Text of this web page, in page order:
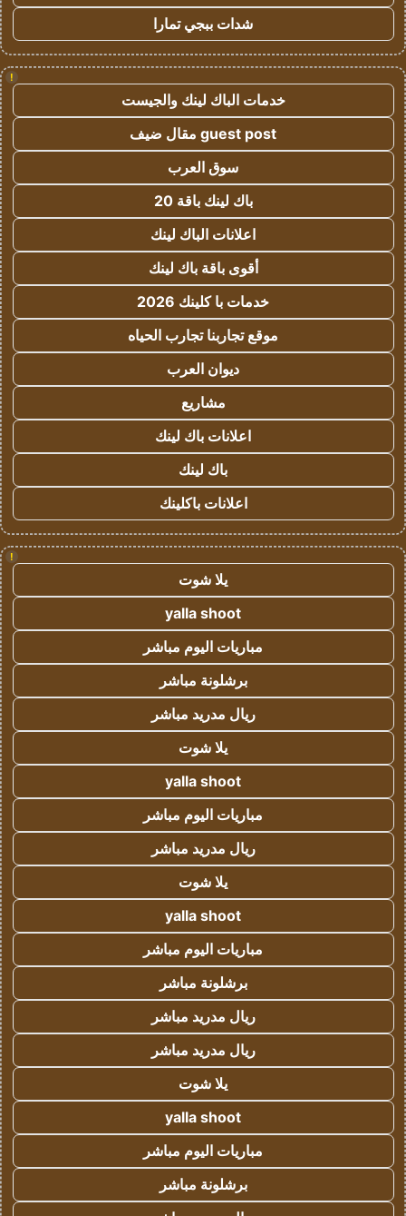
شدات ببجي تمارا
!
خدمات الباك لينك والجيست
guest post مقال ضيف
سوق العرب
باك لينك باقة 20
اعلانات الباك لينك
أقوى باقة باك لينك
خدمات با كلينك 2026
موقع تجاربنا تجارب الحياه
ديوان العرب
مشاريع
اعلانات باك لينك
باك لينك
اعلانات باكلينك
!
يلا شوت
yalla shoot
مباريات اليوم مباشر
برشلونة مباشر
ريال مدريد مباشر
يلا شوت
yalla shoot
مباريات اليوم مباشر
ريال مدريد مباشر
يلا شوت
yalla shoot
مباريات اليوم مباشر
برشلونة مباشر
ريال مدريد مباشر
ريال مدريد مباشر
يلا شوت
yalla shoot
مباريات اليوم مباشر
برشلونة مباشر